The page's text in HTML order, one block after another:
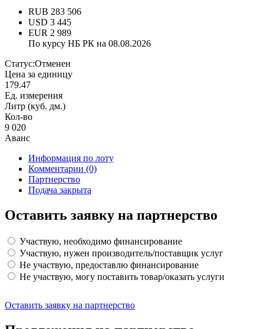
RUB 283 506
USD 3 445
EUR 2 989
По курсу НБ РК на 08.08.2026
Статус:Отменен
Цена за единицу
179.47
Ед. измерения
Литр (куб. дм.)
Кол-во
9 020
Аванс
Информация по лоту
Комментарии (0)
Партнерство
Подача закрыта
Оставить заявку на партнерство
Участвую, необходимо финансирование
Участвую, нужен производитель/поставщик услуг
Не участвую, предоставлю финансирование
Не участвую, могу поставить товар/оказать услуги
Оставить заявку на партнерство